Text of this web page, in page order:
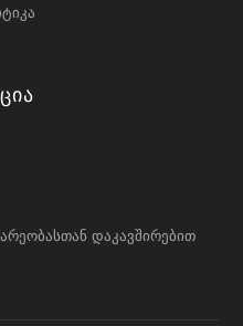
დაკავშირებით